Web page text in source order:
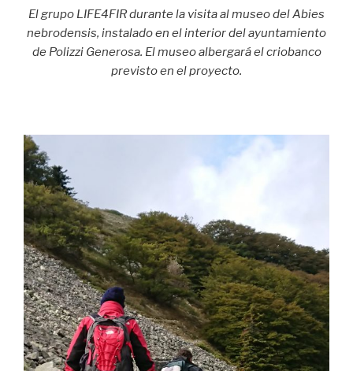
El grupo LIFE4FIR durante la visita al museo del Abies
nebrodensis, instalado en el interior del ayuntamiento
de Polizzi Generosa. El museo albergará el criobanco
previsto en el proyecto.